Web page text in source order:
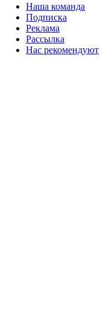
Наша команда
Подписка
Реклама
Рассылка
Нас рекомендуют